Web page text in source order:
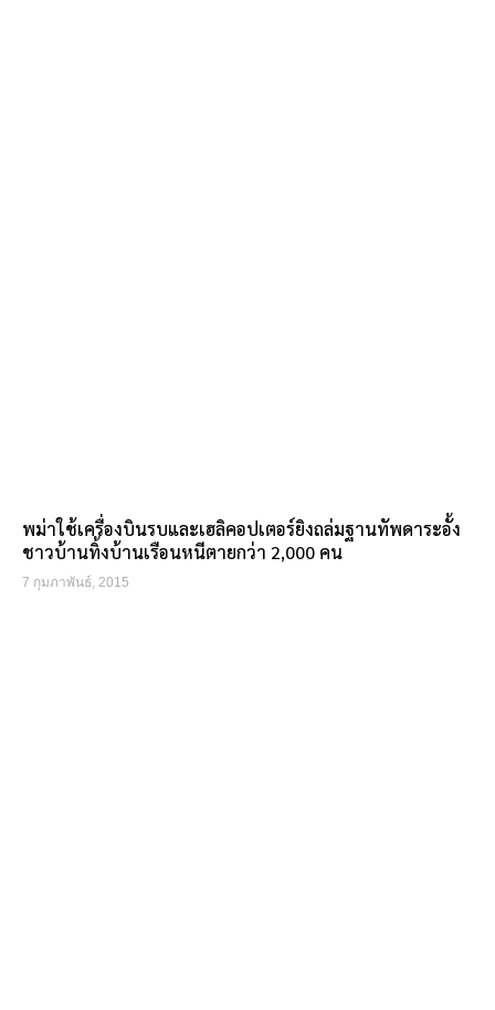
พม่าใช้เครื่องบินรบและเฮลิคอปเตอร์ยิงถล่มฐานทัพดาระอั้ง
ชาวบ้านทิ้งบ้านเรือนหนีตายกว่า 2,000 คน
7 กุมภาพันธ์, 2015